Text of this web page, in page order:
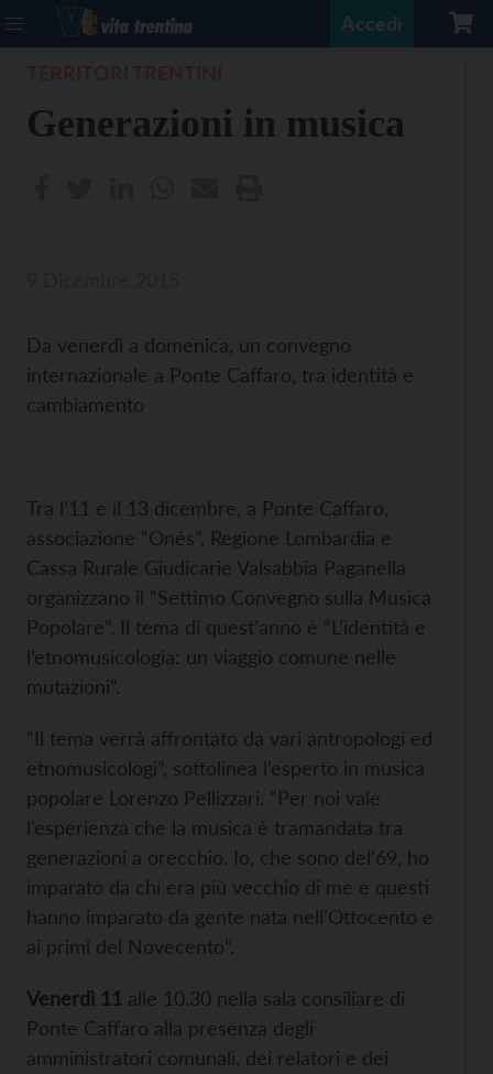
Accedi
Generazioni in musica
Da venerdì a domenica, un convegno
internazionale a Ponte Caffaro, tra identità e
cambiamento
Tra l’11 e il 13 dicembre, a Ponte Caffaro,
associazione “Onés”, Regione Lombardia e
Cassa Rurale Giudicarie Valsabbia Paganella
organizzano il “Settimo Convegno sulla Musica
Popolare”. Il tema di quest’anno è “L’identità e
l’etnomusicologia: un viaggio comune nelle
mutazioni”.
“Il tema verrà affrontato da vari antropologi ed
etnomusicologi”, sottolinea l’esperto in musica
popolare Lorenzo Pellizzari. “Per noi vale
l’esperienza che la musica è tramandata tra
generazioni a orecchio. Io, che sono del’69, ho
imparato da chi era più vecchio di me e questi
hanno imparato da gente nata nell’Ottocento e
ai primi del Novecento”.
Venerdì 11 alle 10.30 nella sala consiliare di
Ponte Caffaro alla presenza degli
amministratori comunali, dei relatori e dei